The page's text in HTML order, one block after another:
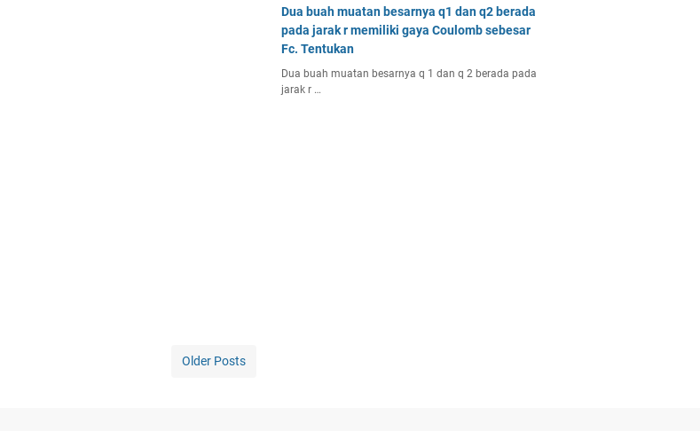
Older Posts
Dua buah muatan besarnya q1 dan q2 berada
pada jarak r memiliki gaya Coulomb sebesar
Fc. Tentukan
Dua buah muatan besarnya q 1 dan q 2 berada pada
jarak r …